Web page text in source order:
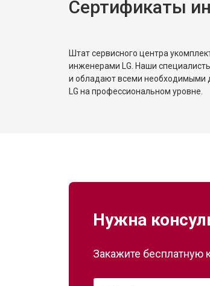
Замена реле
Сертификаты
Штат сервисного центра
инженерами LG. Наши
и обладают всеми необходимыми
LG на профессиональном уровне.
Нужна
Закажите бесплатную